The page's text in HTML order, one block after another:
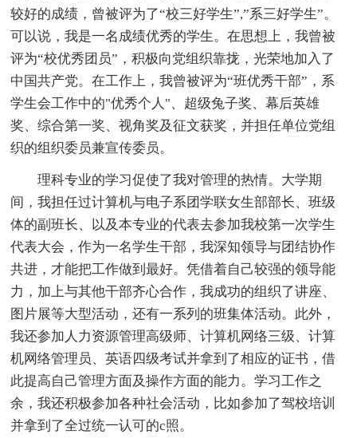
较好的成绩，曾被评为了“校三好学生”,”系三好学生”。
可以说，我是一名成绩优秀的学生。在思想上，我曾被
评为“校优秀团员”，积极向党组织靠拢，光荣地加入了
中国共产党。在工作上，我曾被评为“班优秀干部”，系
学生会工作中的"优秀个人"、超级兔子奖、幕后英雄
奖、综合第一奖、视角奖及征文获奖，并担任单位党组
织的组织委员兼宣传委员。
理科专业的学习促使了我对管理的热情。大学期
间，我担任过计算机与电子系团学联女生部部长、班级
体的副班长、以及本专业的代表去参加我校第一次学生
代表大会，作为一名学生干部，我深知领导与团结协作
共进，才能把工作做到最好。凭借着自己较强的领导能
力，加上与其他干部齐心合作，我成功的组织了讲座、
图片展等大型活动，还有一系列的班集体活动。此外，
我还参加人力资源管理高级师、计算机网络三级、计算
机网络管理员、英语四级考试并拿到了相应的证书，借
此提高自己管理方面及操作方面的能力。学习工作之
余，我还积极参加各种社会活动，比如参加了驾校培训
并拿到了全过统一认可的c照。